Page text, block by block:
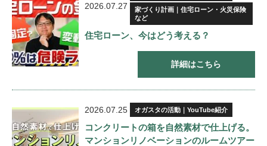
2026.07.27
家づくり計画｜住宅ローン・火災保険
など
住宅ローン、今はどう考える？
詳細はこちら
2026.07.25 オガスタの活動｜YouTube紹介
コンクリートの箱を自然素材で仕上げる。
マンションリノベーションのルームツアー